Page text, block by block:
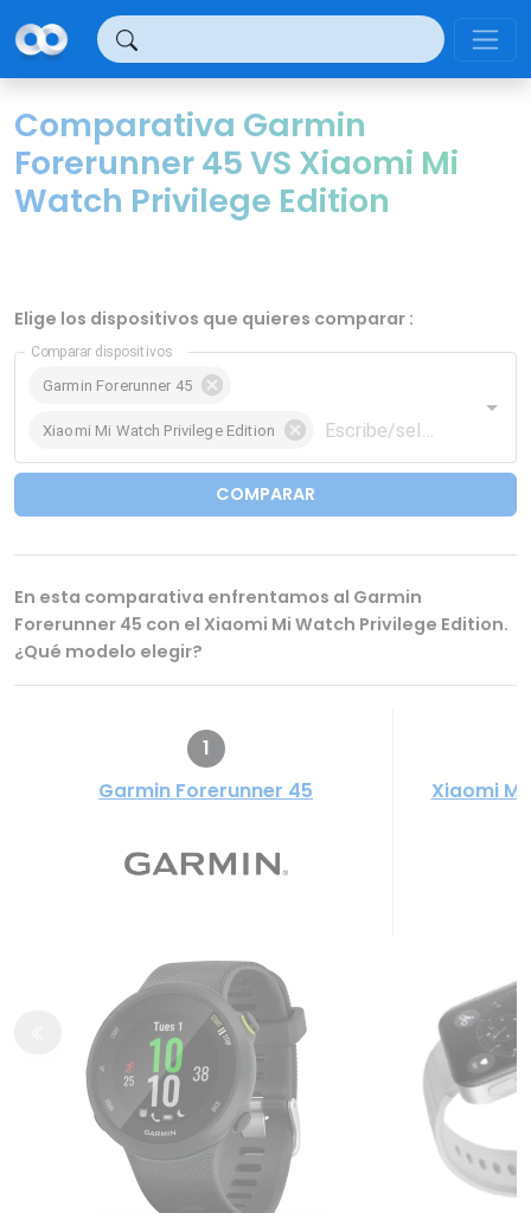
Comparativa Garmin
Forerunner 45 VS Xiaomi Mi
Watch Privilege Edition
Elige los dispositivos que quieres comparar :
Comparar dispositivos
Garmin Forerunner 45
Xiaomi Mi Watch Privilege Edition
COMPARAR
En esta comparativa enfrentamos al Garmin
Forerunner 45 con el Xiaomi Mi Watch Privilege Edition.
¿Qué modelo elegir?
1
Garmin Forerunner 45
Xiaomi
Panel de gestión de cookies